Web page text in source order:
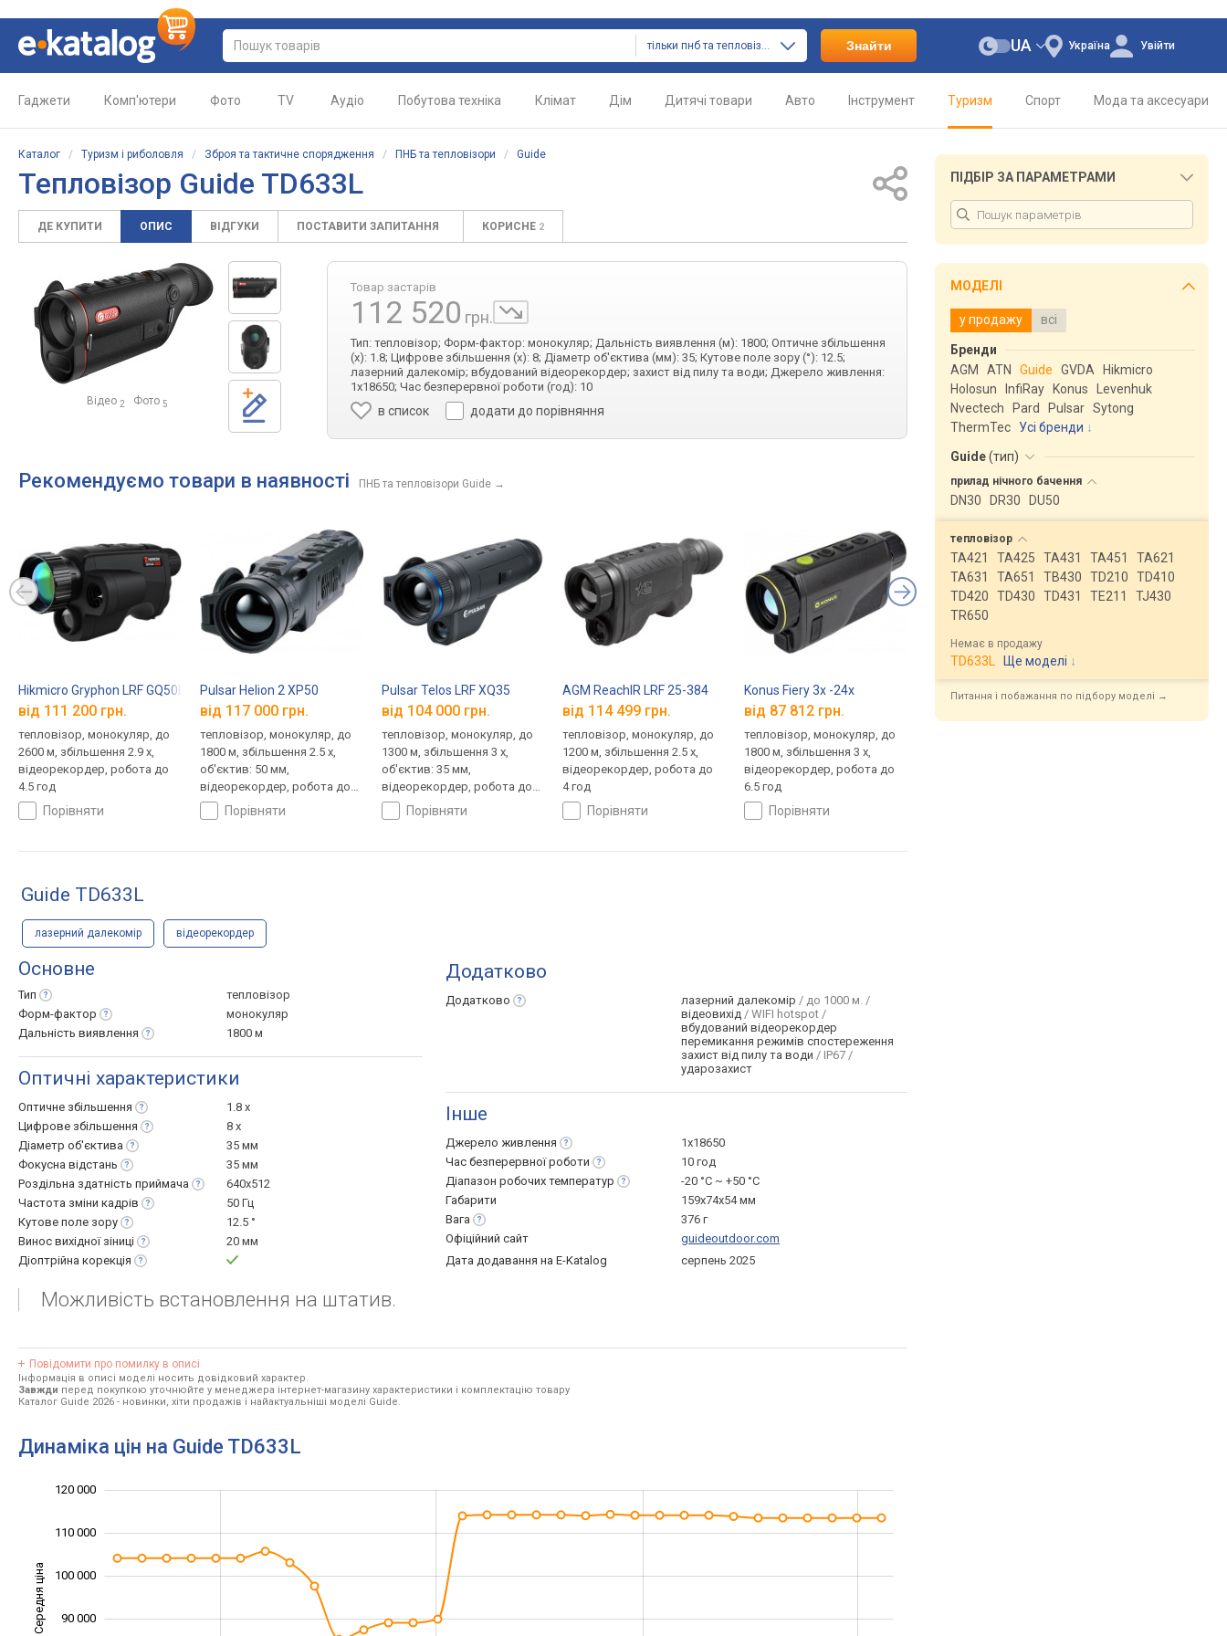
тільки пнб та тепловізори Знайти Україна
UA Увійти
Гаджети Комп'ютери Фото TV Аудіо Побутова техніка Клімат Дім Дитячі товари Авто Інструмент Туризм Спорт Мода та аксесуари
Каталог / Туризм і риболовля / Зброя та тактичне спорядження / ПНБ та тепловізори / Guide
Тепловізор Guide TD633L
ДЕ КУПИТИ ОПИС ВІДГУКИ ПОСТАВИТИ ЗАПИТАННЯ КОРИСНЕ 2
Відео 2 Фото 5
Товар застарів
112 520 грн.
Тип: тепловізор; Форм-фактор: монокуляр; Дальність виявлення (м): 1800; Оптичне збільшення
(x): 1.8; Цифрове збільшення (x): 8; Діаметр об'єктива (мм): 35; Кутове поле зору (°): 12.5;
лазерний далекомір; вбудований відеорекордер; захист від пилу та води; Джерело живлення:
1x18650; Час безперервної роботи (год): 10
в список додати до порівняння
Рекомендуємо товари в наявності ПНБ та тепловізори Guide →
Hikmicro Gryphon LRF GQ50L
від 111 200 грн.
тепловізор, монокуляр, до
2600 м, збільшення 2.9 x,
відеорекордер, робота до
4.5 год
порівняти
Pulsar Helion 2 XP50
від 117 000 грн.
тепловізор, монокуляр, до
1800 м, збільшення 2.5 x,
об'єктив: 50 мм,
відеорекордер, робота до
10 годпорівняти
Pulsar Telos LRF XQ35
від 104 000 грн.
тепловізор, монокуляр, до
1300 м, збільшення 3 x,
об'єктив: 35 мм,
відеорекордер, робота до
8.5 годпорівняти
AGM ReachIR LRF 25-384
від 114 499 грн.
тепловізор, монокуляр, до
1200 м, збільшення 2.5 x,
відеорекордер, робота до
4 год
порівняти
Konus Fiery 3x -24x
від 87 812 грн.
тепловізор, монокуляр, до
1800 м, збільшення 3 x,
відеорекордер, робота до
6.5 год
порівняти
ThermTec Wild 650L Dahua Pixfra PFI-
Guide TD633L
лазерний далекомір відеорекордер
Основне
Тип
тепловізор
Форм-фактор
монокуляр
Дальність виявлення 1800 м
Оптичні характеристики
Оптичне збільшення
1.8 x
Цифрове збільшення
8 x
Діаметр об'єктива
35 мм
Фокусна відстань
35 мм
Роздільна здатність приймача
640x512
Частота зміни кадрів
50 Гц
Кутове поле зору
12.5 °
Винос вихідної зіниці
20 мм
Діоптрійна корекція
Додатково
Додатково лазерний далекомір / до 1000 м. /
відеовихід / WIFI hotspot /
вбудований відеорекордер
перемикання режимів спостереження
захист від пилу та води / IP67 /
ударозахист
Інше
Джерело живлення
1x18650
Час безперервноїроботи
10 год
Діапазон робочих температур
-20 °C ~ +50 °С
Габарити
159x74x54 мм
Вага
376 г
Офіційний сайт
guideoutdoor.com
Дата додавання на E-Katalog
серпень 2025
Можливість встановлення на штатив.
Повідомити про помилку в описі
Інформація в описі моделі носить довідковий характер.
Завжди перед покупкою уточнюйте у менеджера інтернет-магазину характеристики і комплектацію товару
Каталог Guide 2026 - новинки, хіти продажів і найактуальніші моделі Guide.
Динаміка цін на Guide TD633L
Середня ціна 90 000
100 000
110 000
120 000
ПІДБІР ЗА ПАРАМЕТРАМИ
МОДЕЛІ
у продажу всі
Бренди
AGM
ATN Guide GVDA
Hikmicro
Holosun
InfiRay Konus
Levenhuk
Nvectech
Pard Pulsar Sytong
ThermTec
Усі бренди
Guide(тип)
прилад нічного бачення
DN30 DR30 DU50
тепловізор
TA421 TA425 TA431 TA451
TA621
TA631
TA651 TB430 TD210
TD410
TD420
TD430 TD431 TE211
TJ430
TR650
Немає в продажу
TD633L Ще моделі ↓
Питання і побажання по підбору моделі →